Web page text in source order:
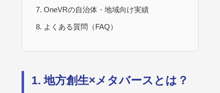
OneVRの自治体・地域向け実績
よくある質問（FAQ）
1. 地方創生×メタバースとは？